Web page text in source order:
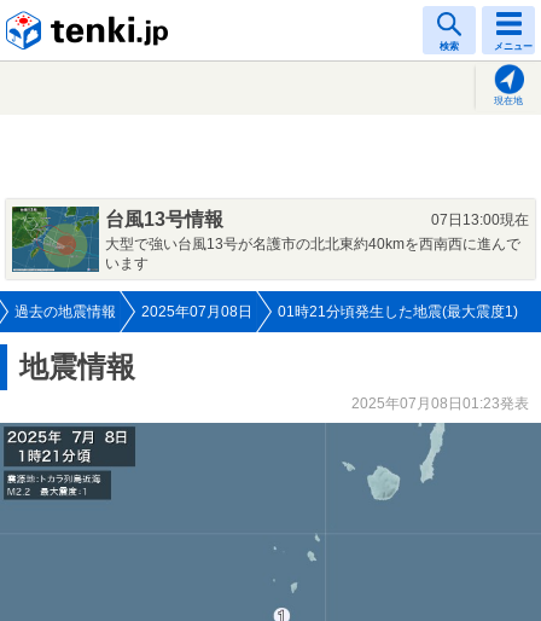
検索 メニュー
現在地
台風13号情報
07日13:00現在
大型で強い台風13号が名護市の北北東約40kmを西南西に進んで
います
過去の地震情報 2025年07月08日 01時21分頃発生した地震(最大震度1)
地震情報
2025年07月08日01:23発表